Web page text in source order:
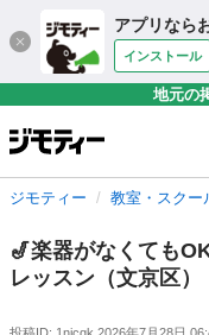
アプリなら
インストール
地元の
ジモティー 教室・スクー
🎷楽器がなくても
レッスン（文京区）